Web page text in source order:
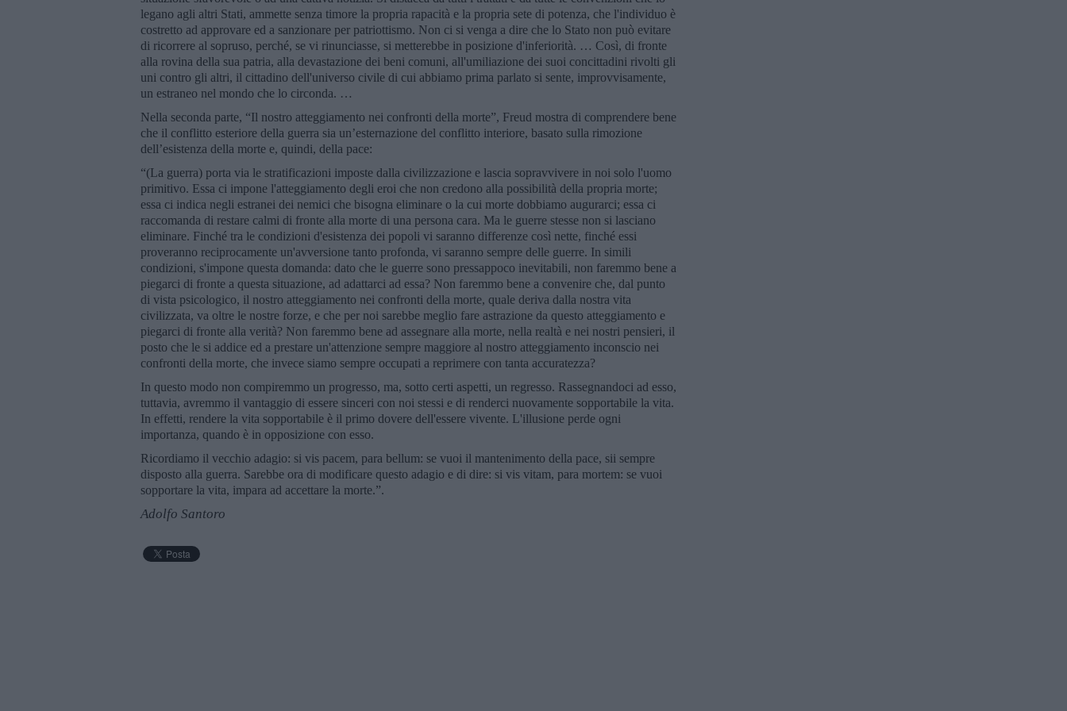
legano agli altri Stati, ammette senza timore la propria rapacità e la propria sete di potenza, che l'individuo è
costretto ad approvare ed a sanzionare per patriottismo. Non ci si venga a dire che lo Stato non può evitare
di ricorrere al sopruso, perché, se vi rinunciasse, si metterebbe in posizione d'inferiorità. … Così, di fronte
alla rovina della sua patria, alla devastazione dei beni comuni, all'umiliazione dei suoi concittadini rivolti gli
uni contro gli altri, il cittadino dell'universo civile di cui abbiamo prima parlato si sente, improvvisamente,
un estraneo nel mondo che lo circonda. …
Nella seconda parte, “Il nostro atteggiamento nei confronti della morte”, Freud mostra di comprendere bene
che il conflitto esteriore della guerra sia un’esternazione del conflitto interiore, basato sulla rimozione
dell’esistenza della morte e, quindi, della pace:
“(La guerra) porta via le stratificazioni imposte dalla civilizzazione e lascia sopravvivere in noi solo l'uomo
primitivo. Essa ci impone l'atteggiamento degli eroi che non credono alla possibilità della propria morte;
essa ci indica negli estranei dei nemici che bisogna eliminare o la cui morte dobbiamo augurarci; essa ci
raccomanda di restare calmi di fronte alla morte di una persona cara. Ma le guerre stesse non si lasciano
eliminare. Finché tra le condizioni d'esistenza dei popoli vi saranno differenze così nette, finché essi
proveranno reciprocamente un'avversione tanto profonda, vi saranno sempre delle guerre. In simili
condizioni, s'impone questa domanda: dato che le guerre sono pressappoco inevitabili, non faremmo bene a
piegarci di fronte a questa situazione, ad adattarci ad essa? Non faremmo bene a convenire che, dal punto
di vista psicologico, il nostro atteggiamento nei confronti della morte, quale deriva dalla nostra vita
civilizzata, va oltre le nostre forze, e che per noi sarebbe meglio fare astrazione da questo atteggiamento e
piegarci di fronte alla verità? Non faremmo bene ad assegnare alla morte, nella realtà e nei nostri pensieri, il
posto che le si addice ed a prestare un'attenzione sempre maggiore al nostro atteggiamento inconscio nei
confronti della morte, che invece siamo sempre occupati a reprimere con tanta accuratezza?
In questo modo non compiremmo un progresso, ma, sotto certi aspetti, un regresso. Rassegnandoci ad esso,
tuttavia, avremmo il vantaggio di essere sinceri con noi stessi e di renderci nuovamente sopportabile la vita.
In effetti, rendere la vita sopportabile è il primo dovere dell'essere vivente. L'illusione perde ogni
importanza, quando è in opposizione con esso.
Ricordiamo il vecchio adagio: si vis pacem, para bellum: se vuoi il mantenimento della pace, sii sempre
disposto alla guerra. Sarebbe ora di modificare questo adagio e di dire: si vis vitam, para mortem: se vuoi
sopportare la vita, impara ad accettare la morte.”.
Adolfo Santoro